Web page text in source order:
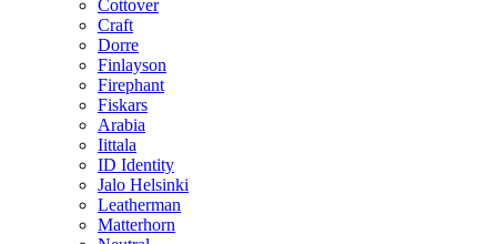
Cottover
Craft
Dorre
Finlayson
Firephant
Fiskars
Arabia
Iittala
ID Identity
Jalo Helsinki
Leatherman
Matterhorn